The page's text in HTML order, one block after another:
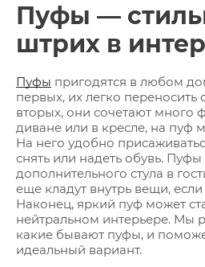
Пуфы —
штрих в
Пуфы пригодятся в любом
первых, их легко переносить
вторых, они сочетают много
диване или в кресле, на пуф
На него удобно
снять или надеть обувь.
дополнительного стула в
еще кладут внутрь вещи,
Наконец, яркий пуф может
нейтральном интерьере. Мы
какие бывают пуфы, и
идеальный вариант.